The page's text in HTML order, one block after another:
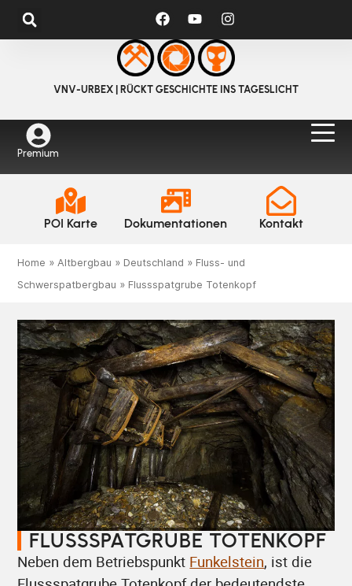
VNV-URBEX | RÜCKT GESCHICHTE INS TAGESLICHT
Premium
POI Karte Dokumentationen Kontakt
Home »Altbergbau » Deutschland » Fluss- und
Schwerspatbergbau » Flussspatgrube Totenkopf
FLUSSSPATGRUBE TOTENKOPF
Neben dem Betriebspunkt Funkelstein, ist die